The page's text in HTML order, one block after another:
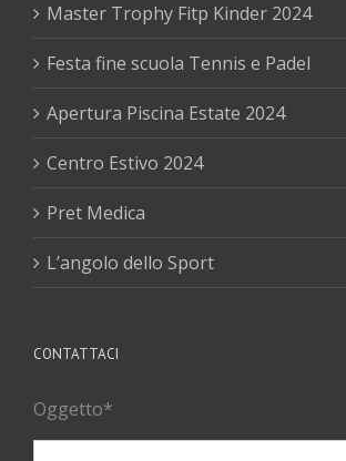
Master Trophy Fitp Kinder 2024
Festa fine scuola Tennis e Padel
Apertura Piscina Estate 2024
Centro Estivo 2024
Pret Medica
L’angolo dello Sport
CONTATTACI
Oggetto*